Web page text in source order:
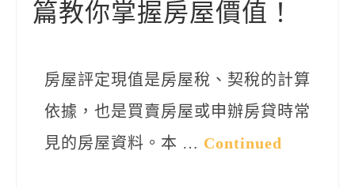
篇教你掌握房屋價值！
房屋評定現值是房屋稅、契稅的計算
依據，也是買賣房屋或申辦房貸時常
見的房屋資料。本 … Continued